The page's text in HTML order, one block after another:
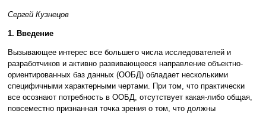
Сергей Кузнецов
1. Введение
Вызывающее интерес все большего числа исследователей и
разработчиков и активно развивающееся направление объектно-
ориентированных баз данных (ООБД) обладает несколькими
специфичными характерными чертами. При том, что практически
все осознают потребность в ООБД, отсутствует какая-либо общая,
повсеместно признанная точка зрения о том, что должны